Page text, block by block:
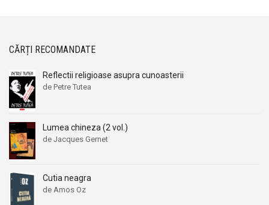
CĂRȚI RECOMANDATE
Reflectii religioase asupra cunoasterii
de Petre Tutea
Lumea chineza (2 vol.)
de Jacques Gernet
Cutia neagra
de Amos Oz